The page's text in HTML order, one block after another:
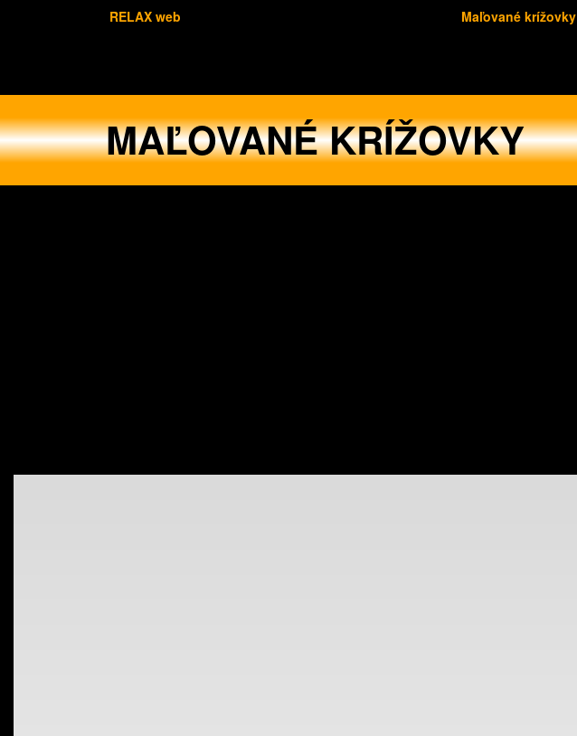
RELAX web Maľované krížovky
MAĽOVANÉ KRÍŽOVKY